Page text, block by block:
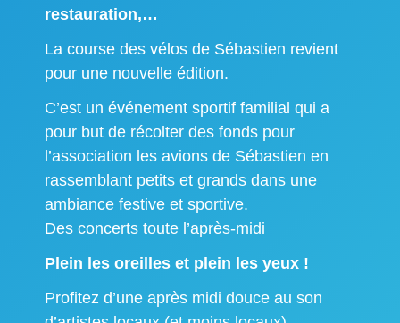
restauration,…
La course des vélos de Sébastien revient
pour une nouvelle édition.
C’est un événement sportif familial qui a
pour but de récolter des fonds pour
l’association les avions de Sébastien en
rassemblant petits et grands dans une
ambiance festive et sportive.
Des concerts toute l’après-midi
Plein les oreilles et plein les yeux !
Profitez d’une après midi douce au son